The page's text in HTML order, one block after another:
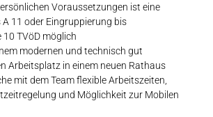
Voraussetzungen ist eine
A 11 oder Eingruppierung bis
TVöD möglich
modernen und technisch gut
Arbeitsplatz in einem neuen Rathaus
mit dem Team flexible Arbeitszeiten,
und Möglichkeit zur Mobilen